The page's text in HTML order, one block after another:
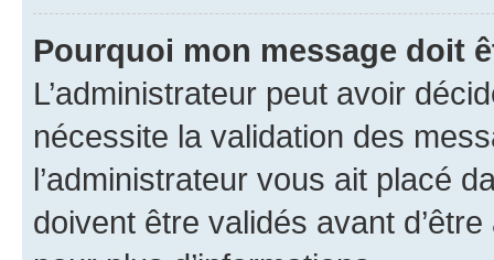
Pourquoi mon message doit
L’administrateur peut avoir
nécessite la validation des
l’administrateur vous ait placé
doivent être validés avant